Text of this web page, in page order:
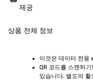
제공
상품 전체 정보
이것은 데이터 전용
QR 코드를 스캔하
있습니다. 별도의